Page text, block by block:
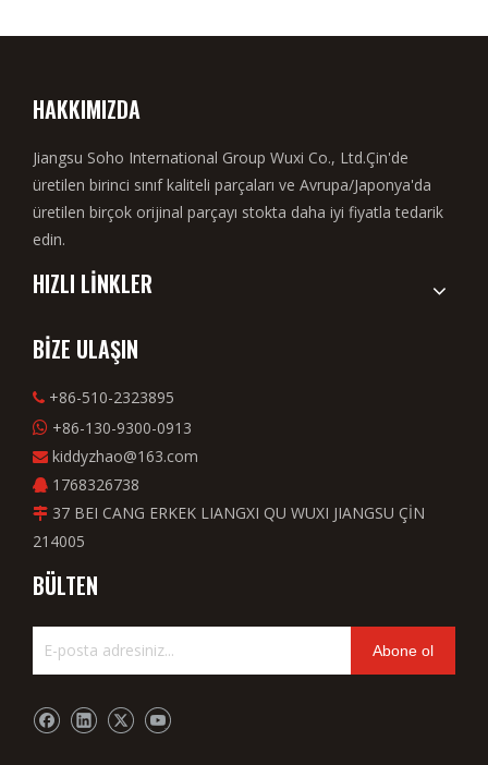
HAKKIMIZDA
Jiangsu Soho International Group Wuxi Co., Ltd.Çin'de
üretilen birinci sınıf kaliteli parçaları ve Avrupa/Japonya'da
üretilen birçok orijinal parçayı stokta daha iyi fiyatla tedarik
edin.
HIZLI LİNKLER
BİZE ULAŞIN
 +86-510-2323895
 +86-130-9300-0913
 kiddyzhao@163.com
 1768326738
 37 BEI CANG ERKEK LIANGXI QU WUXI JIANGSU ÇİN
214005
BÜLTEN
Abone ol